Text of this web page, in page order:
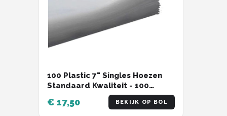
100 Plastic 7" Singles Hoezen
Standaard Kwaliteit - 100
€ 17,50 BEKIJK OP BOL